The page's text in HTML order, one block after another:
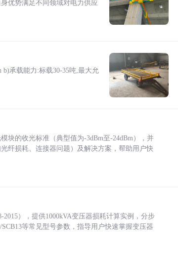
优势满足不同领域对电力供应
b)承载能力:标载30-35吨,最大允
块的收光标准（典型值为-3dBm至-24dBm），并
纤损耗、连接器问题）及解决方案，帮助用户快
），提供1000kVA变压器损耗计算实例，分步
等常见型号参数，指导用户快速掌握变压器